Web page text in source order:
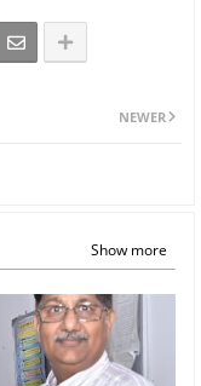
NEWER
Show more